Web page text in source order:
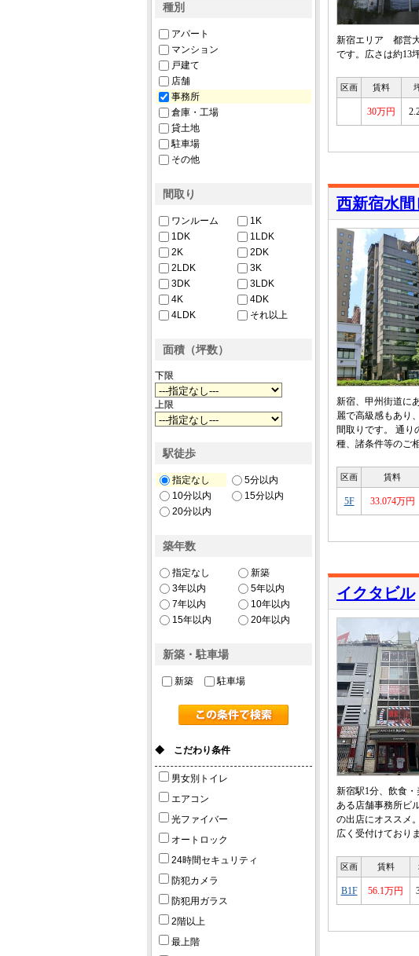
新宿エリア 都営
です。広さは約13
区画 賃料
30万円
西新宿水間
新宿、甲州街道に
麗で高級感もあり
間取りです。 通り
種、諸条件等のご
区画 賃料
5F 33.074万円
イクタビル
新宿駅1分、飲食
ある店舗事務所ビ
の出店にオススメ
広く受付けており
区画 賃料
B1F 56.1万円
種別
アパート
マンション
戸建て
店舗
事務所
倉庫・工場
貸土地
駐車場
その他
間取り
ワンルーム
1K
1DK
1LDK
2K
2DK
2LDK
3K
3DK
3LDK
4K
4DK
4LDK
それ以上
面積（坪数）
下限
上限
駅徒歩
指定なし
5分以内
10分以内
15分以内
20分以内
築年数
指定なし
新築
3年以内
5年以内
7年以内
10年以内
15年以内
20年以内
新築・駐車場
新築 駐車場
◆ こだわり条件
男女別トイレ
エアコン
光ファイバー
オートロック
24時間セキュリティ
防犯カメラ
防犯用ガラス
2階以上
最上階